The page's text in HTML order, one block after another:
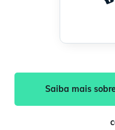
Saiba mais